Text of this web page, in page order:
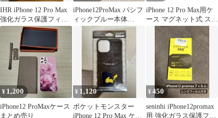
IHR iPhone 12 Pro Max
強化ガラス保護フィル
ム３枚
iPhone12ProMax パシフ
ィックブルー本体
256GB
iPhone 12 Pro Max用ケ
ース マグネット式 スタ
ンド付き ブラック
¥ 1,200
iPhone12 ProMaxケース
まとめ売り
¥ 1,120
ポケットモンスター
iPhone 12 Pro Max ケー
¥450
seninhi iPhone12promax
用 強化ガラス保護フィ